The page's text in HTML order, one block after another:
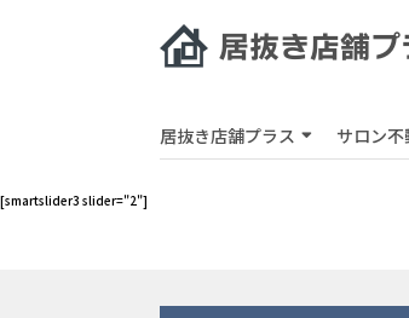
居抜き店舗プラス サロン
[smartslider3 slider="2"]